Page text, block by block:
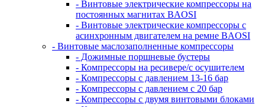
- Винтовые электрические компрессоры на
постоянных магнитах BAOSI
- Винтовые электрические компрессоры с
асинхронным двигателем на ремне BAOSI
- Винтовые маслозаполненные компрессоры
- Дожимные поршневые бустеры
- Компрессоры на ресивере/с осушителем
- Компрессоры с давлением 13-16 бар
- Компрессоры с давлением с 20 бар
- Компрессоры с двумя винтовыми блоками